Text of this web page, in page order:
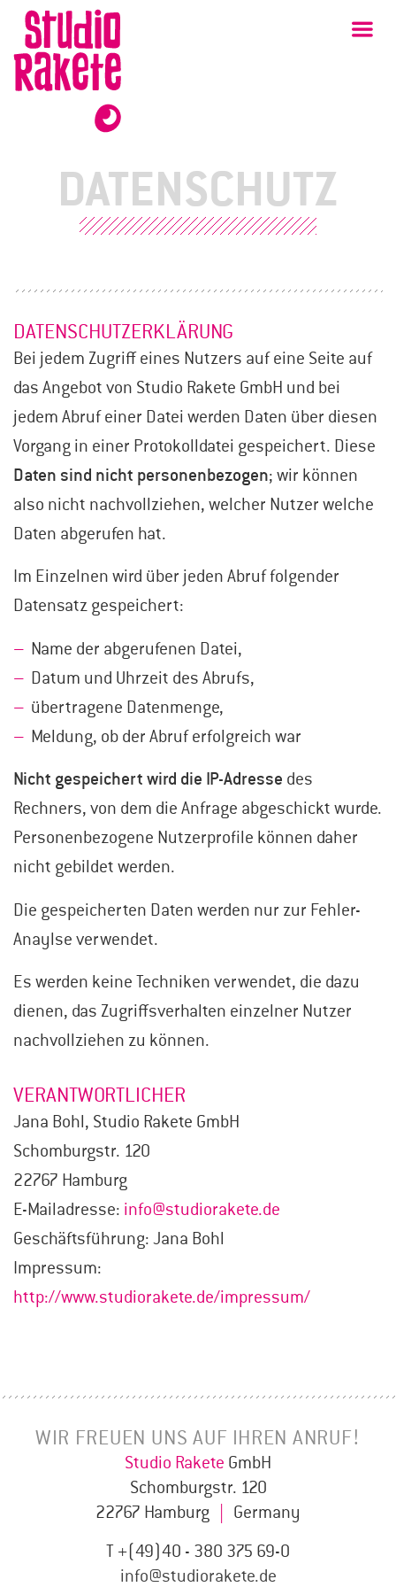
Zum
Inhalt
Studio
Rakete
DATENSCHUTZ
DATENSCHUTZERKLÄRUNG
Bei jedem Zugriff eines Nutzers auf eine Seite auf
das Angebot von Studio Rakete GmbH und bei
jedem Abruf einer Datei werden Daten über diesen
Vorgang in einer Protokolldatei gespeichert. Diese
Daten sind nicht personenbezogen; wir können
also nicht nachvollziehen, welcher Nutzer welche
Daten abgerufen hat.
Im Einzelnen wird über jeden Abruf folgender
Datensatz gespeichert:
Name der abgerufenen Datei,
Datum und Uhrzeit des Abrufs,
übertragene Datenmenge,
Meldung, ob der Abruf erfolgreich war
Nicht gespeichert wird die IP-Adresse des
Rechners, von dem die Anfrage abgeschickt wurde.
Personenbezogene Nutzerprofile können daher
nicht gebildet werden.
Die gespeicherten Daten werden nur zur Fehler-
Anaylse verwendet.
Es werden keine Techniken verwendet, die dazu
dienen, das Zugriffsverhalten einzelner Nutzer
nachvollziehen zu können.
VERANTWORTLICHER
Jana Bohl, Studio Rakete GmbH
Schomburgstr. 120
22767 Hamburg
E-Mailadresse: info@studiorakete.de
Geschäftsführung: Jana Bohl
Impressum:
http://www.studiorakete.de/impressum/
WIR FREUEN UNS AUF IHREN ANRUF!
Studio Rakete GmbH
Schomburgstr. 120
22767 Hamburg
Germany
T +(49)40 - 380 375 69-0
info@studiorakete.de